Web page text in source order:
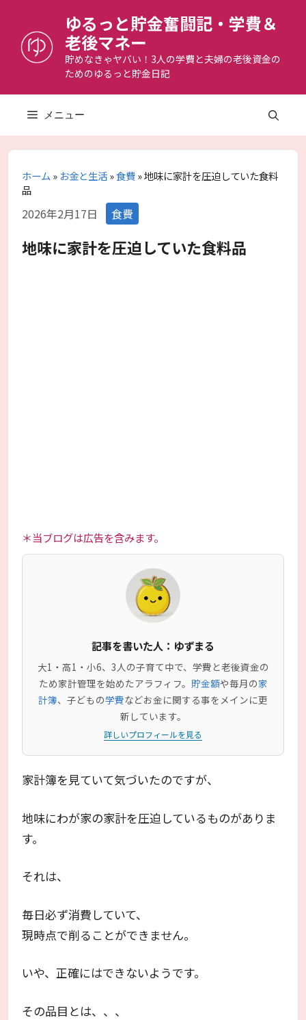
へ
ゆるっと貯金奮闘記・学費＆
老後マネー
貯めなきゃヤバい！3人の学費と夫婦の老後資金の
ためのゆるっと貯金日記
メニュー
ホーム» お金と生活»食費»地味に家計を圧迫していた食料
品
2026年2月17日 カ
テ
ゴ
リ
食費
地味に家計を圧迫していた食料品
＊当ブログは広告を含みます。
記事を書いた人：ゆずまる
大1・高1・小6、3人の子育て中で、学費と老後資金の
ため家計管理を始めたアラフィフ。 貯金額や毎月の家
計簿、子どもの学費などお金に関する事をメインに更
新しています。
詳しいプロフィールを見る
家計簿を見ていて気づいたのですが、
地味にわが家の家計を圧迫しているものがありま
す。
それは、
毎日必ず消費していて、
現時点で削ることができません。
いや、正確にはできないようです。
その品目とは、、、